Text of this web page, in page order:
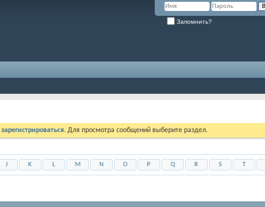
Запомнить?
зарегистрироваться. Для просмотра сообщений выберите раздел.
J K L M N O P Q R S T